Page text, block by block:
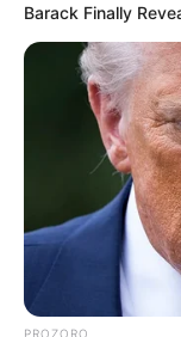
Barack Finally
PROZORO